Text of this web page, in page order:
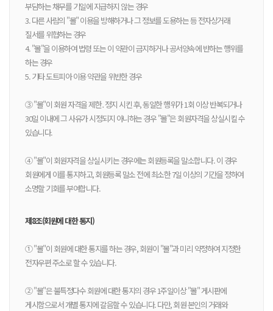
부담하는 채무를 기일에 지급하지 않는 경우
3. 다른 사람의 "몰" 이용을 방해하거나 그 정보를 도용하는 등 전자상거래
질서를 위협하는 경우
4. "몰"을 이용하여 법령 또는 이 약관이 금지하거나 공서양속에 반하는 행위를
하는 경우
5. 기타 도트피아 이용 약관을 위반한 경우
③ "몰"이 회원 자격을 제한․정지 시킨 후, 동일한 행위가 1회 이상 반복되거나
30일 이내에 그 사유가 시정되지 아니하는 경우 "몰"은 회원자격을 상실시킬 수
있습니다.
④ "몰"이 회원자격을 상실시키는 경우에는 회원등록을 말소합니다. 이 경우
회원에게 이를 통지하고, 회원등록 말소 전에 최소한 7일 이상의 기간을 정하여
소명할 기회를 부여합니다.
제8조(회원에 대한 통지)
① "몰"이 회원에 대한 통지를 하는 경우, 회원이 "몰"과 미리 약정하여 지정한
전자우편 주소로 할 수 있습니다.
② "몰"은 불특정다수 회원에 대한 통지의 경우 1주일이상 "몰" 게시판에
게시함으로서 개별 통지에 갈음할 수 있습니다. 다만, 회원 본인의 거래와